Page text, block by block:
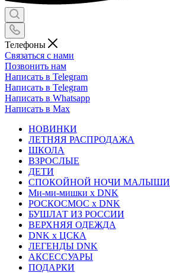
Телефоны
Связаться с нами
Позвонить нам
Написать в Telegram
Написать в Telegram
Написать в Whatsapp
Написать в Max
НОВИНКИ
ЛЕТНЯЯ РАСПРОДАЖА
ШКОЛА
ВЗРОСЛЫЕ
ДЕТИ
СПОКОЙНОЙ НОЧИ МАЛЫШИ
Ми-ми-мишки x DNK
РОСКОСМОС x DNK
БУШЛАТ ИЗ РОССИИ
ВЕРХНЯЯ ОДЕЖДА
DNK x ЦСКА
ЛЕГЕНДЫ DNK
АКСЕССУАРЫ
ПОДАРКИ